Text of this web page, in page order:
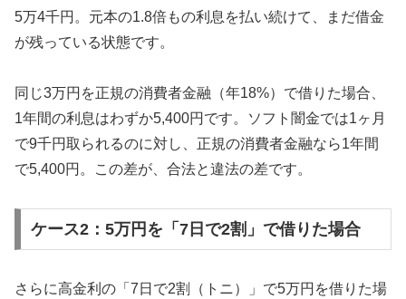
5万4千円。元本の1.8倍もの利息を払い続けて、まだ借金
が残っている状態です。
同じ3万円を正規の消費者金融（年18%）で借りた場合、
1年間の利息はわずか5,400円です。ソフト闇金では1ヶ月
で9千円取られるのに対し、正規の消費者金融なら1年間
で5,400円。この差が、合法と違法の差です。
ケース2：5万円を「7日で2割」で借りた場合
さらに高金利の「7日で2割（トニ）」で5万円を借りた場